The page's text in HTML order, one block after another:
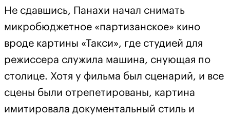
Не сдавшись, Панахи начал снимать
микробюджетное «партизанское» кино
вроде картины «Такси», где студией для
режиссера служила машина, снующая по
столице. Хотя у фильма был сценарий, и все
сцены были отрепетированы, картина
имитировала документальный стиль и